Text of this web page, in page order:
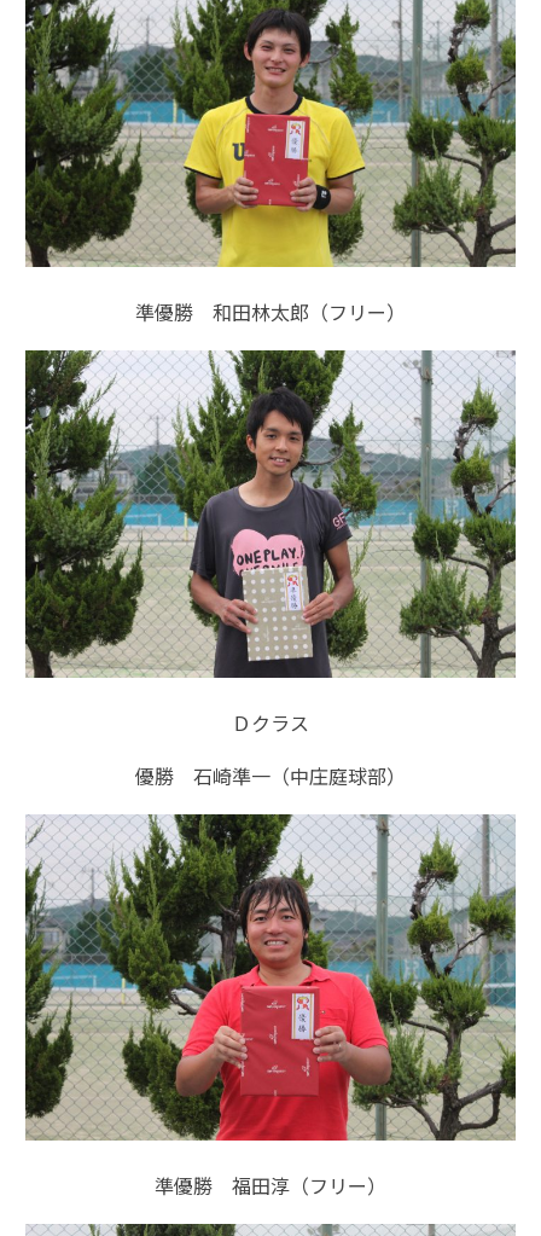
準優勝 和田林太郎（フリー）
Ｄクラス
優勝 石崎準一（中庄庭球部）
準優勝 福田淳（フリー）